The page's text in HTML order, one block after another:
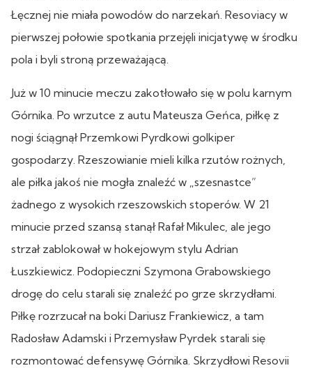
Łęcznej nie miała powodów do narzekań. Resoviacy w
pierwszej połowie spotkania przejęli inicjatywę w środku
pola i byli stroną przeważającą.
Już w 10 minucie meczu zakotłowało się w polu karnym
Górnika. Po wrzutce z autu Mateusza Geńca, piłkę z
nogi ściągnął Przemkowi Pyrdkowi golkiper
gospodarzy. Rzeszowianie mieli kilka rzutów rożnych,
ale piłka jakoś nie mogła znaleźć w „szesnastce”
żadnego z wysokich rzeszowskich stoperów. W 21
minucie przed szansą stanął Rafał Mikulec, ale jego
strzał zablokował w hokejowym stylu Adrian
Łuszkiewicz. Podopieczni Szymona Grabowskiego
drogę do celu starali się znaleźć po grze skrzydłami.
Piłkę rozrzucał na boki Dariusz Frankiewicz, a tam
Radosław Adamski i Przemysław Pyrdek starali się
rozmontować defensywę Górnika. Skrzydłowi Resovii